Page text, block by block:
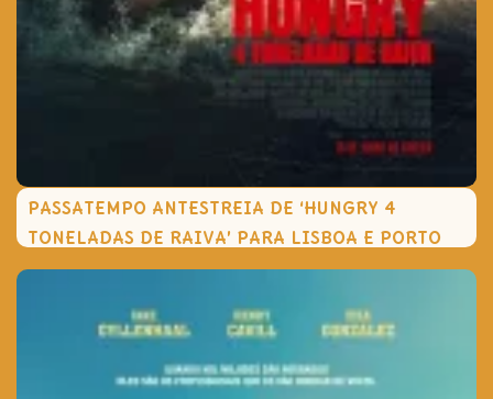
PASSATEMPO ANTESTREIA DE ‘HUNGRY 4
TONELADAS DE RAIVA’ PARA LISBOA E PORTO